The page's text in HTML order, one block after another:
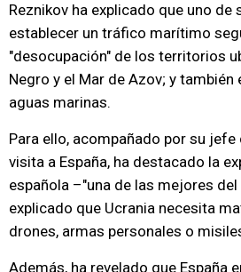
Reznikov ha explicado que uno de
establecer un tráfico marítimo
"desocupación" de los territorios
Negro y el Mar de Azov; y
aguas marinas.
Para ello, acompañado por su jefe
visita a España, ha destacado la
española –"una de las mejores
explicado que Ucrania necesita
drones, armas personales o
Además, ha revelado que España